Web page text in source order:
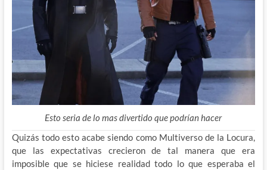
Esto seria de lo mas divertido que podrían hacer
Quizás todo esto acabe siendo como Multiverso de la Locura,
que las expectativas crecieron de tal manera que era
imposible que se hiciese realidad todo lo que esperaba el